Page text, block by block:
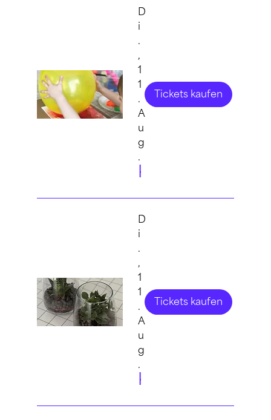
D
i
.
,
1
1
.
A
u
g
.
Tickets kaufen
D
i
.
,
1
1
.
A
u
g
.
Tickets kaufen